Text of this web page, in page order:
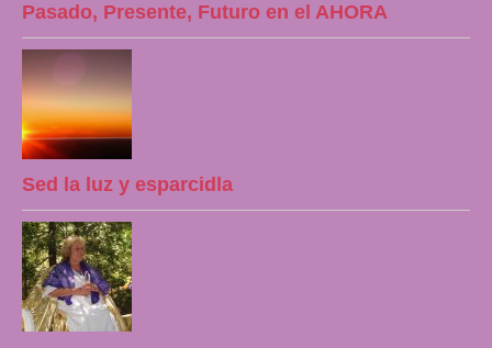
Pasado, Presente, Futuro en el AHORA
Sed la luz y esparcidla